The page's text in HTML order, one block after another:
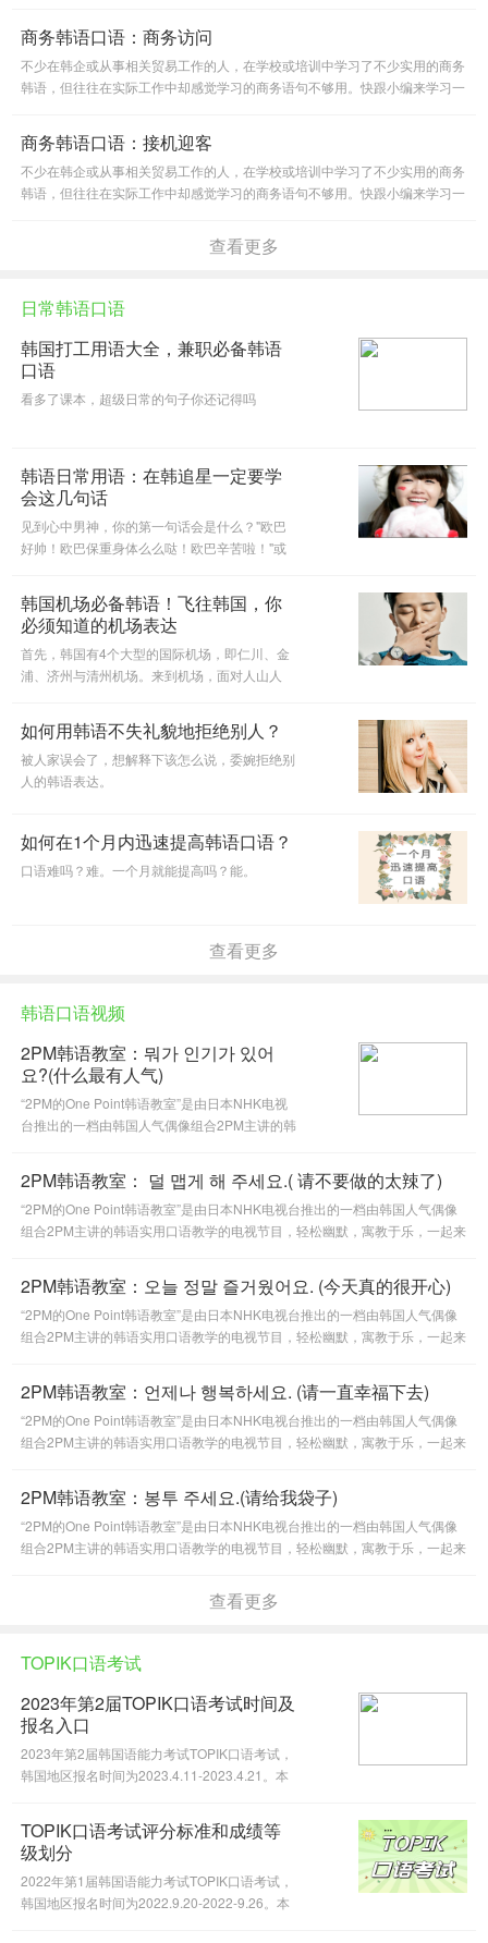
商务韩语口语：商务访问
不少在韩企或从事相关贸易工作的人，在学校或培训中学习了不少实用的商务
韩语，但往往在实际工作中却感觉学习的商务语句不够用。快跟小编来学习一
商务韩语口语：接机迎客
不少在韩企或从事相关贸易工作的人，在学校或培训中学习了不少实用的商务
韩语，但往往在实际工作中却感觉学习的商务语句不够用。快跟小编来学习一
查看更多
日常韩语口语
韩国打工用语大全，兼职必备韩语
口语
看多了课本，超级日常的句子你还记得吗
韩语日常用语：在韩追星一定要学
会这几句话
见到心中男神，你的第一句话会是什么？"欧巴
好帅！欧巴保重身体么么哒！欧巴辛苦啦！"或
那些话，来学起来吧！
韩国机场必备韩语！飞往韩国，你
必须知道的机场表达
首先，韩国有4个大型的国际机场，即仁川、金
浦、济州与清州机场。来到机场，面对人山人
如何用韩语不失礼貌地拒绝别人？
被人家误会了，想解释下该怎么说，委婉拒绝别
人的韩语表达。
如何在1个月内迅速提高韩语口语？
口语难吗？难。一个月就能提高吗？能。
查看更多
韩语口语视频
2PM韩语教室：뭐가 인기가 있어
요?(什么最有人气)
“2PM的One Point韩语教室”是由日本NHK电视
台推出的一档由韩国人气偶像组合2PM主讲的韩
乐，一起来跟着2PM学习韩语实用口语吧！本期
主题：뭐가 인기가 있어요?(什么
2PM韩语教室： 덜 맵게 해 주세요.( 请不要做的太辣了)
“2PM的One Point韩语教室”是由日本NHK电视台推出的一档由韩国人气偶像
组合2PM主讲的韩语实用口语教学的电视节目，轻松幽默，寓教于乐，一起来
2PM韩语教室：오늘 정말 즐거웠어요. (今天真的很开心)
“2PM的One Point韩语教室”是由日本NHK电视台推出的一档由韩国人气偶像
组合2PM主讲的韩语实用口语教学的电视节目，轻松幽默，寓教于乐，一起来
2PM韩语教室：언제나 행복하세요. (请一直幸福下去)
“2PM的One Point韩语教室”是由日本NHK电视台推出的一档由韩国人气偶像
组合2PM主讲的韩语实用口语教学的电视节目，轻松幽默，寓教于乐，一起来
2PM韩语教室：봉투 주세요.(请给我袋子)
“2PM的One Point韩语教室”是由日本NHK电视台推出的一档由韩国人气偶像
组合2PM主讲的韩语实用口语教学的电视节目，轻松幽默，寓教于乐，一起来
查看更多
TOPIK口语考试
2023年第2届TOPIK口语考试时间及
报名入口
2023年第2届韩国语能力考试TOPIK口语考试，
韩国地区报名时间为2023.4.11-2023.4.21。本
TOPIK口语考试评分标准和成绩等
级划分
2022年第1届韩国语能力考试TOPIK口语考试，
韩国地区报名时间为2022.9.20-2022-9.26。本